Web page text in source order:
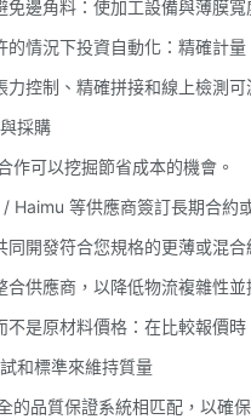
免邊角料：使加工設備與薄膜
的情況下投資自動化：精確計
控制、精確拼接和線上檢測可
採購
作可以挖掘節省成本的機會。
Haimu 等供應商簽訂長期合約
同開發符合您規格的更薄或混
供應商，以降低物流複雜性並
不是原材料價格：在比較報價
和標準來維持質量
的品質保證系統相匹配，以確